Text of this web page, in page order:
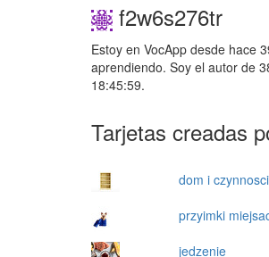
f2w6s276tr
Estoy en VocApp desde hace
aprendiendo. Soy el autor de
18:45:59.
Tarjetas creadas
dom i
przyimki
jedzenie